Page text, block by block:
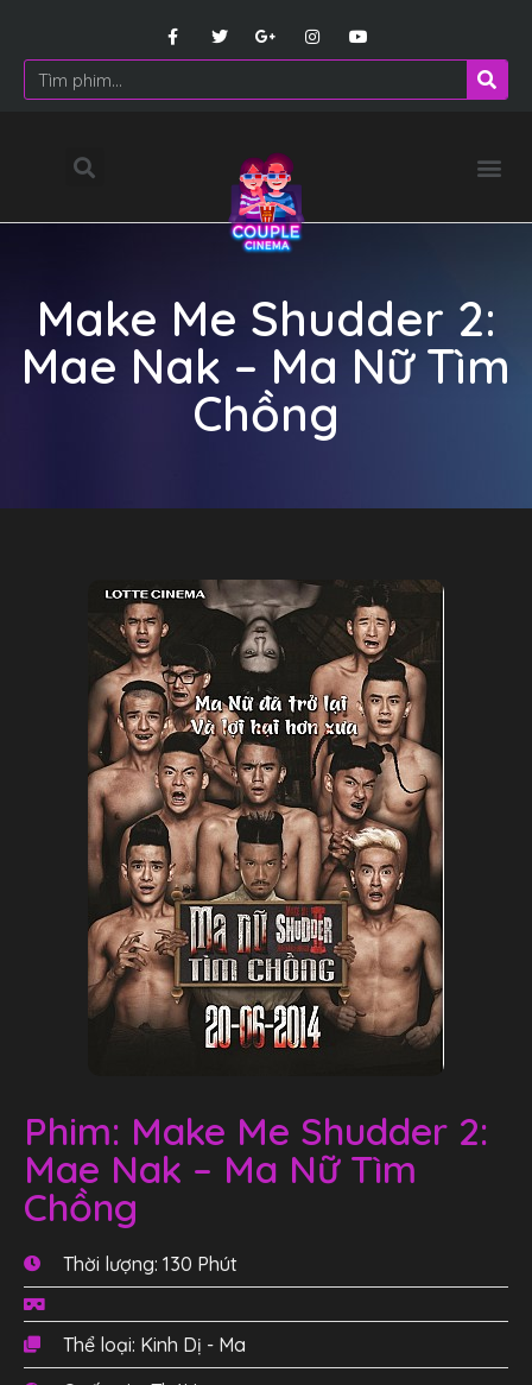
Make Me Shudder 2:
Mae Nak – Ma Nữ Tìm
Chồng
Phim: Make Me Shudder 2:
Mae Nak – Ma Nữ Tìm
Chồng
Thời lượng: 130 Phút
Thể loại: Kinh Dị - Ma